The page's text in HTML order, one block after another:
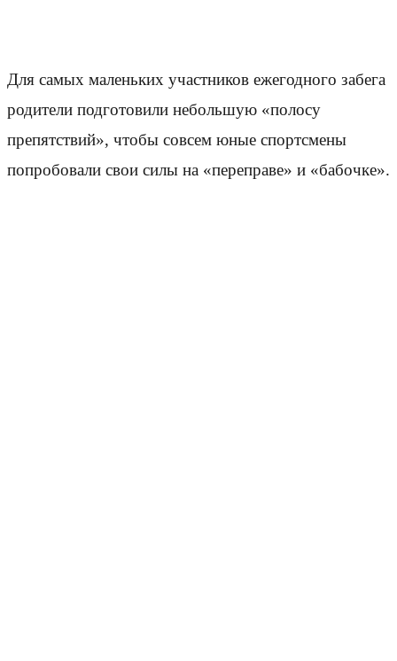
Для самых маленьких участников ежегодного забега
родители подготовили небольшую «полосу
препятствий», чтобы совсем юные спортсмены
попробовали свои силы на «переправе» и «бабочке».